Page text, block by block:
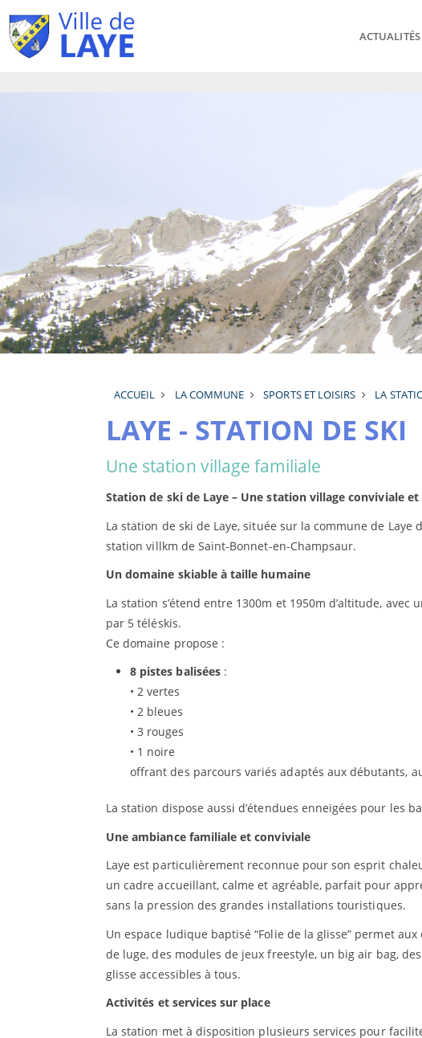
ACTUALITÉS
ACCUEIL LA COMMUNE SPORTS ET LOISIRS LA
LAYE - STATION DE SKI
Une station village familiale
Station de ski de Laye – Une station village conviviale
La station de ski de Laye, située sur la commune de
station villkm de Saint-Bonnet-en-Champsaur.
Un domaine skiable à taille humaine
La station s’étend entre 1300m et 1950m d’altitude, avec
par 5 téléskis.
Ce domaine propose :
8 pistes balisées:
• 2 vertes
• 2 bleues
• 3 rouges
• 1 noire
offrant des parcours variés adaptés aux débutants,
La station dispose aussi d’étendues enneigées pour les
Une ambiance familiale et conviviale
Laye est particulièrement reconnue pour son esprit
un cadre accueillant, calme et agréable, parfait pour
sans la pression des grandes installations touristiques.
Un espace ludique baptisé “Folie de la glisse” permet
de luge, des modules de jeux freestyle, un big air bag,
glisse accessibles à tous.
Activités et services sur place
La station met à disposition plusieurs services pour